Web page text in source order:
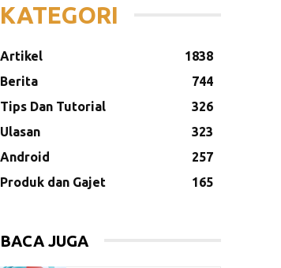
KATEGORI
Artikel
1838
Berita
744
Tips Dan Tutorial
326
Ulasan
323
Android
257
Produk dan Gajet
165
BACA JUGA